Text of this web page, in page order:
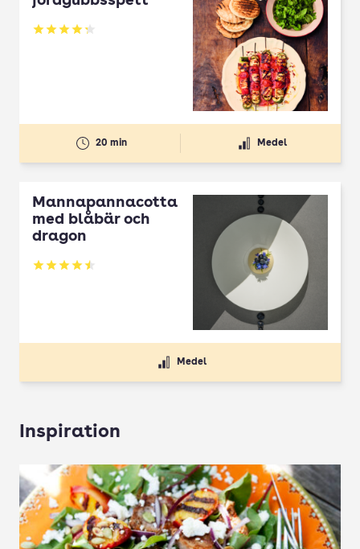
Betyg: 4.3 av 5
20 min Medel
Mannapannacotta
med blåbär och
dragon
Betyg: 4.5 av 5
Medel
Inspiration